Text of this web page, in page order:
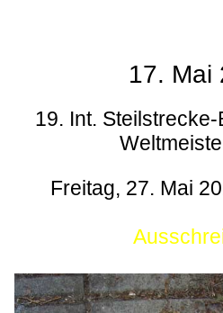
17. Mai
19. Int.
Freitag, 27. Mai